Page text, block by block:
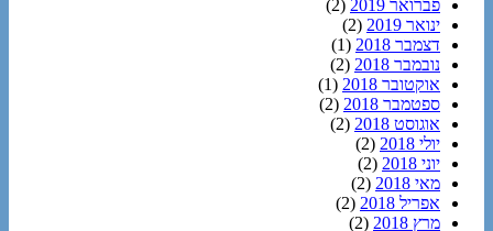
פברואר 2019
(2)
ינואר 2019
(2)
דצמבר 2018
(1)
נובמבר 2018
(2)
אוקטובר 2018
(1)
ספטמבר 2018
(2)
אוגוסט 2018
(2)
יולי 2018
(2)
יוני 2018
(2)
מאי 2018
(2)
אפריל 2018
(2)
מרץ 2018
(2)